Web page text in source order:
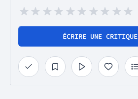
ÉCRIRE UNE CRITIQUE